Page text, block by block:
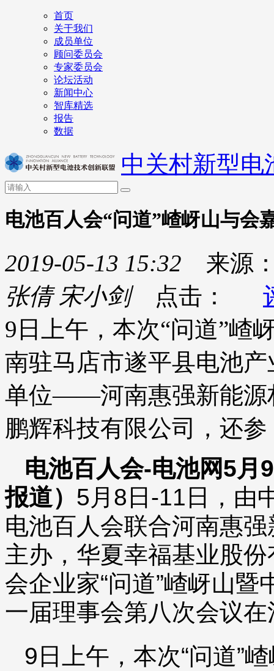
首页
关于我们
成员单位
顾问委员会
专家委员会
论坛活动
新闻中心
智库精选
报告
数据
中关村新型电
电池百人会“问道”嵖岈山与会
2019-05-13 15:32 来源
张倩 宋小剑点击：
9日上午，本次“问道”嵖
南驻马店市遂平县电池
单位——河南惠强新能源
鹏辉科技有限公司，还参
电池百人会-电池网5月
报道） 5月8日-11日，由
电池百人会联合河南惠
主办，华夏幸福基业股
会企业家“问道”嵖岈山
一届理事会第八次会议
9日上午，本次“问道”